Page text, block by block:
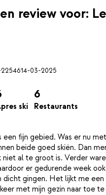
review voor:
14-03-2025
ski
6
Restaurants
een fijn gebied. Was er nu
beide goed skiën. Dan
niet al te groot is. Verder
er gedurende week
dicht gingen. Het lijkt me
met mijn gezin naar toe te